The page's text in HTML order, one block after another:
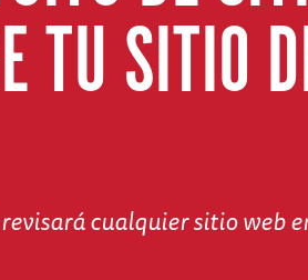
TU SITIO
cualquier sitio web